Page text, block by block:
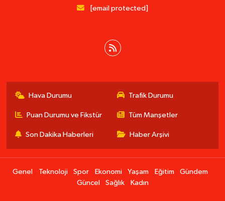
[email protected]
Hava Durumu Trafik Durumu
Puan Durumu ve Fikstür Tüm Manşetler
Son Dakika Haberleri Haber Arşivi
Genel Teknoloji Spor Ekonomi Yaşam Eğitim
Gündem
Güncel
Sağlık Kadın